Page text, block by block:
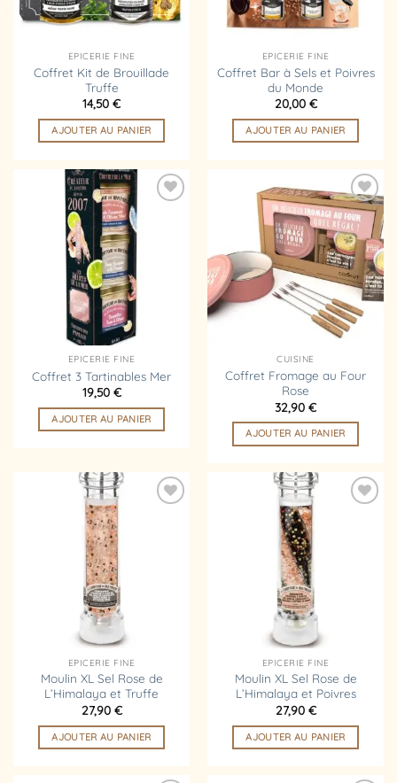
EPICERIE FINE
Coffret Kit de Brouillade
Truffe
14,50 €
AJOUTER AU PANIER
EPICERIE FINE
Coffret Bar à Sels et Poivres
du Monde
20,00 €
AJOUTER AU PANIER
EPICERIE FINE
Coffret 3 Tartinables Mer
19,50 €
AJOUTER AU PANIER
Ajouter
à la
liste
d’envies
CUISINE
Coffret Fromage au Four
Rose
32,90 €
AJOUTER AU PANIER
EPICERIE FINE
Moulin XL Sel Rose de
L’Himalaya et Truffe
27,90 €
AJOUTER AU PANIER
EPICERIE FINE
Moulin XL Sel Rose de
L’Himalaya et Poivres
27,90 €
AJOUTER AU PANIER